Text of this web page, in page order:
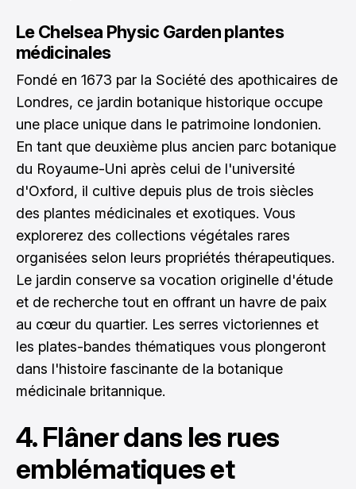
Le Chelsea Physic Garden plantes
médicinales
Fondé en 1673 par la Société des apothicaires de
Londres, ce jardin botanique historique occupe
une place unique dans le patrimoine londonien.
En tant que deuxième plus ancien parc botanique
du Royaume-Uni après celui de l'université
d'Oxford, il cultive depuis plus de trois siècles
des plantes médicinales et exotiques. Vous
explorerez des collections végétales rares
organisées selon leurs propriétés thérapeutiques.
Le jardin conserve sa vocation originelle d'étude
et de recherche tout en offrant un havre de paix
au cœur du quartier. Les serres victoriennes et
les plates-bandes thématiques vous plongeront
dans l'histoire fascinante de la botanique
médicinale britannique.
4. Flâner dans les rues
emblématiques et